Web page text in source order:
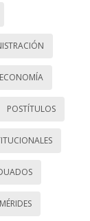
ECONOMÍA
POSTÍTULOS